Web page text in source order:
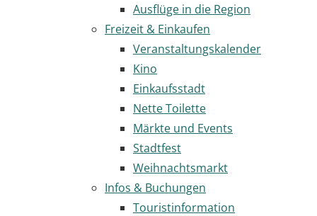
Ausflüge in die Region
Freizeit & Einkaufen
Veranstaltungskalender
Kino
Einkaufsstadt
Nette Toilette
Märkte und Events
Stadtfest
Weihnachtsmarkt
Infos & Buchungen
Touristinformation